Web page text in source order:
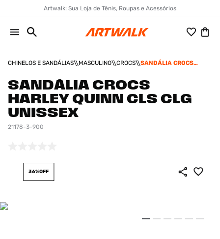
Artwalk: Sua Loja de Tênis, Roupas e Acessórios
CHINELOS E SANDÁLIAS MASCULINO CROCS
SANDÁLIA CROCS
UNISSEX
SANDÁLIA CROCS
HARLEY QUINN CLS CLG
UNISSEX
21178-3-900
36%OFF